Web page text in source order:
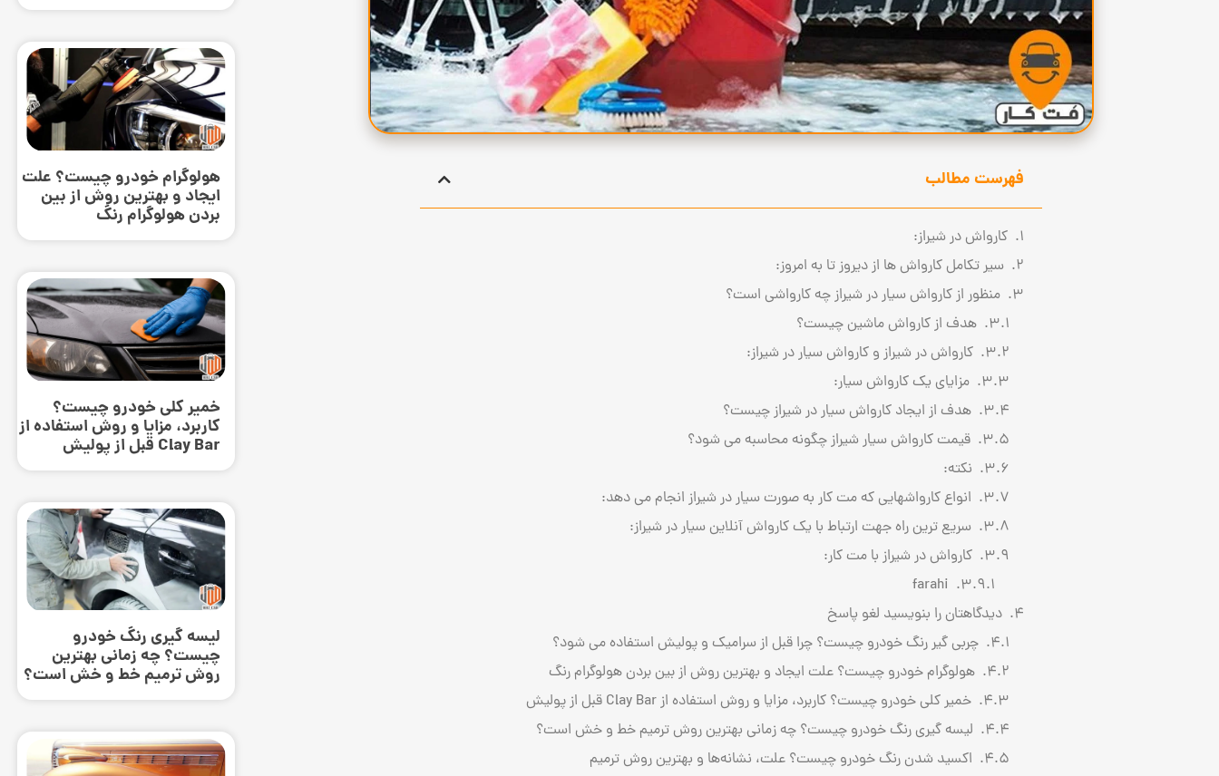
فهرست مطالب
کارواش در شیراز:
سیر تکامل کارواش ها از دیروز تا به امروز:
منظور از کارواش سیار در شیراز چه کارواشی است؟
هدف از کارواش ماشین چیست؟
کارواش در شیراز و کارواش سیار در شیراز:
مزایای یک کارواش سیار:
هدف از ایجاد کارواش سیار در شیراز چیست؟
قیمت کارواش سیار شیراز چگونه محاسبه می شود؟
نکته:
انواع کارواشهایی که مت کار به صورت سیار در شیراز انجام می دهد:
سریع ترین راه جهت ارتباط با یک کارواش آنلاین سیار در شیراز:
کارواش در شیراز با مت کار:
farahi
دیدگاهتان را بنویسید لغو پاسخ
چربی گیر رنگ خودرو چیست؟ چرا قبل از سرامیک و پولیش استفاده می ‌شود؟
هولوگرام خودرو چیست؟ علت ایجاد و بهترین روش از بین بردن هولوگرام رنگ
خمیر کلی خودرو چیست؟ کاربرد، مزایا و روش استفاده از Clay Bar قبل از پولیش
لیسه گیری رنگ خودرو چیست؟ چه زمانی بهترین روش ترمیم خط و خش است؟
اکسید شدن رنگ خودرو چیست؟ علت، نشانه‌ها و بهترین روش ترمیم
هولوگرام خودرو چیست؟ علت
ایجاد و بهترین روش از بین
بردن هولوگرام رنگ
خمیر کلی خودرو چیست؟
کاربرد، مزایا و روش استفاده از
Clay Bar قبل از پولیش
لیسه گیری رنگ خودرو
چیست؟ چه زمانی بهترین
روش ترمیم خط و خش است؟